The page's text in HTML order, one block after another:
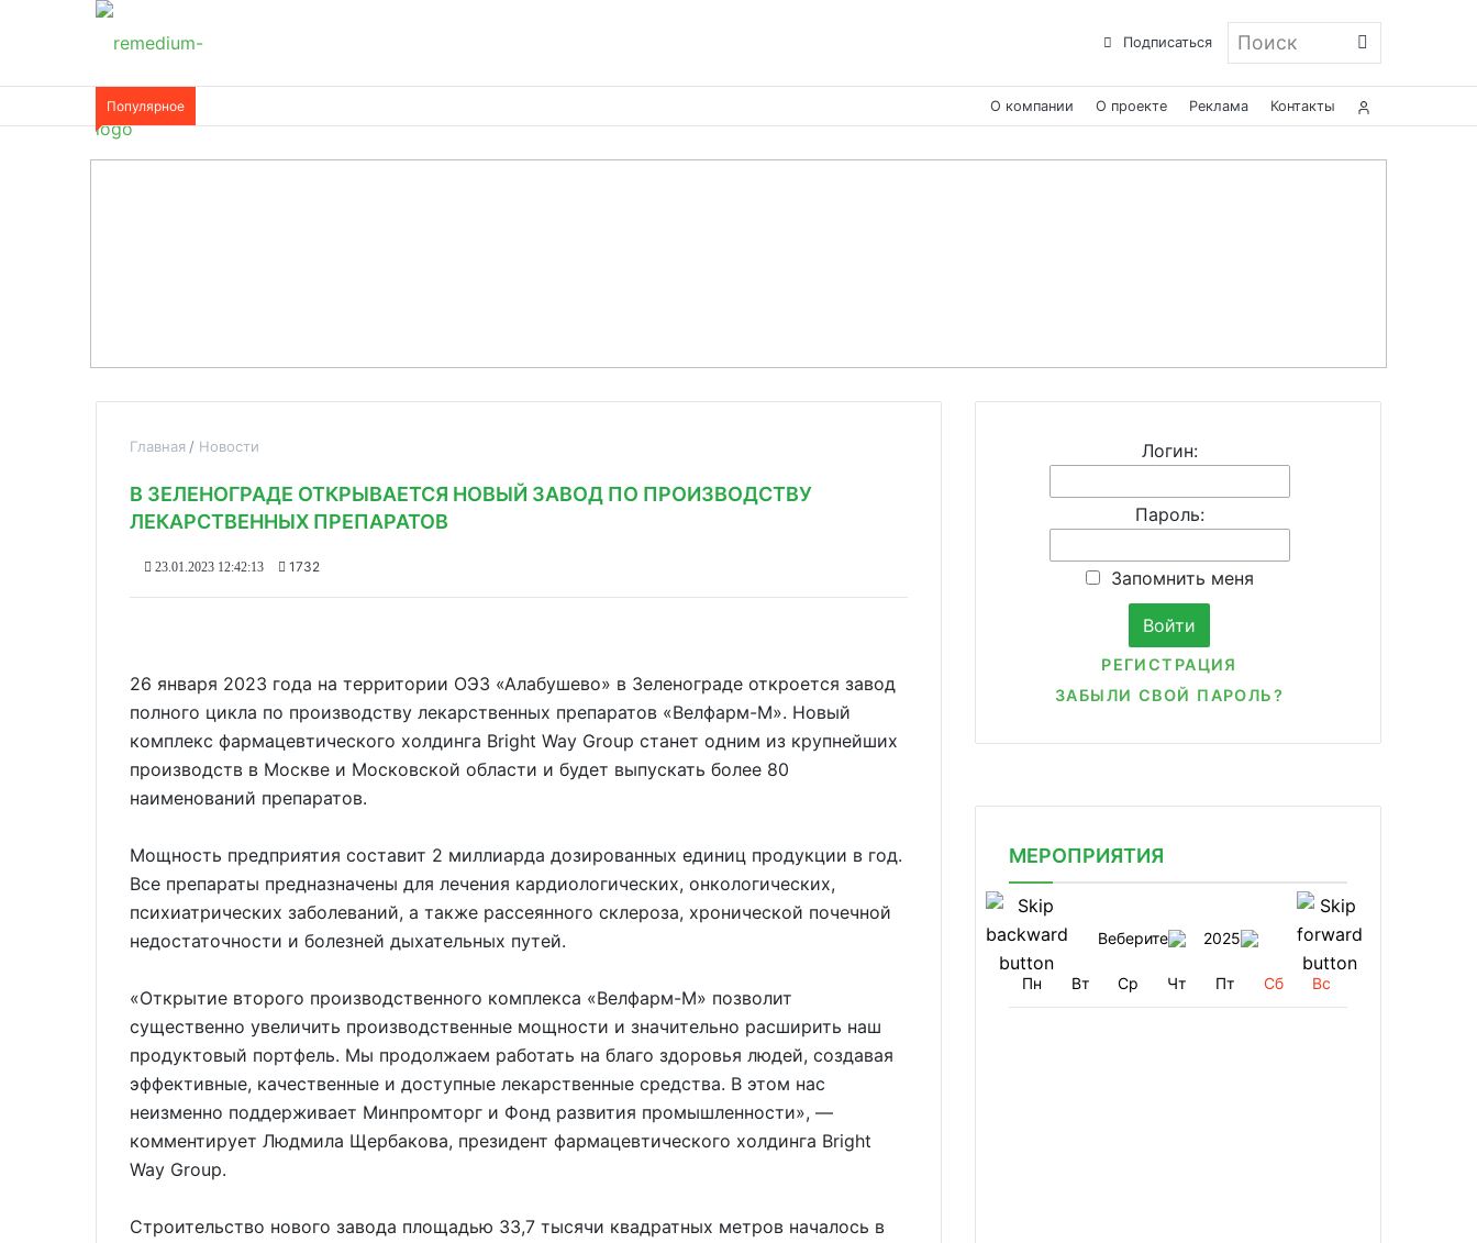
Подписаться Поиск
Популярное О компании О проекте Реклама Контакты
Главная Новости
В ЗЕЛЕНОГРАДЕ ОТКРЫВАЕТСЯ НОВЫЙ ЗАВОД ПО ПРОИЗВОДСТВУ
ЛЕКАРСТВЕННЫХ ПРЕПАРАТОВ
23.01.2023 12:42:13 1732
26 января 2023 года на территории ОЭЗ «Алабушево» в Зеленограде откроется завод
полного цикла по производству лекарственных препаратов «Велфарм-М». Новый
комплекс фармацевтического холдинга Bright Way Group станет одним из крупнейших
производств в Москве и Московской области и будет выпускать более 80
наименований препаратов.
Мощность предприятия составит 2 миллиарда дозированных единиц продукции в год.
Все препараты предназначены для лечения кардиологических, онкологических,
психиатрических заболеваний, а также рассеянного склероза, хронической почечной
недостаточности и болезней дыхательных путей.
«Открытие второго производственного комплекса «Велфарм-М» позволит
существенно увеличить производственные мощности и значительно расширить наш
продуктовый портфель. Мы продолжаем работать на благо здоровья людей, создавая
эффективные, качественные и доступные лекарственные средства. В этом нас
неизменно поддерживает Минпромторг и Фонд развития промышленности», —
комментирует Людмила Щербакова, президент фармацевтического холдинга Bright
Way Group.
Строительство нового завода площадью 33,7 тысячи квадратных метров началось в
Логин:
Пароль:
Запомнить меня
РЕГИСТРАЦИЯ
ЗАБЫЛИ СВОЙ ПАРОЛЬ?
МЕРОПРИЯТИЯ
Веберите 2025
Пн Вт Ср Чт Пт Сб Вс